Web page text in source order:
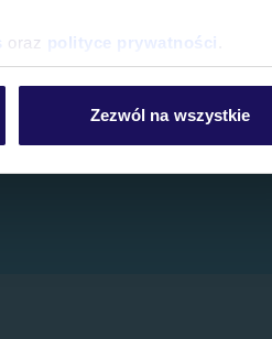
oraz polityce prywatności
Zezwól na wszystkie